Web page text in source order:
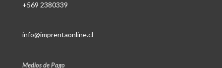
+569 2380339
info@imprentaonline.cl
Medios de Pago